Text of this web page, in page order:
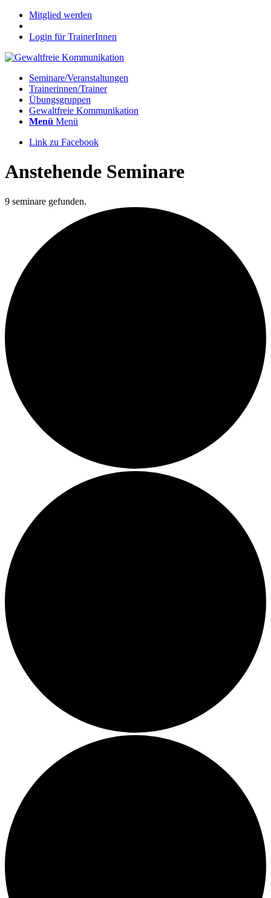
Mitglied werden
Login für TrainerInnen
Seminare/Veranstaltungen
Trainerinnen/Trainer
Übungsgruppen
Gewaltfreie Kommunikation
Menü Menü
Link zu Facebook
Anstehende Seminare
9 seminare gefunden.